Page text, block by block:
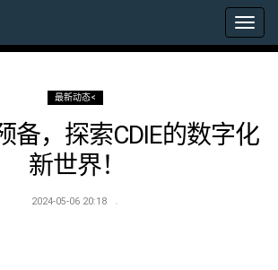
最新动态<
备，探索CDIE的数字化
新世界！
2024-05-06 20:18